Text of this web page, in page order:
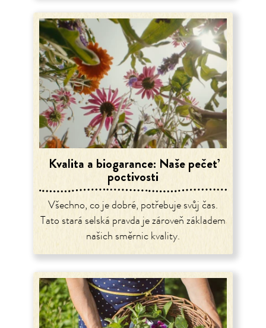
Kvalita a biogarance: Naše pečeť
poctivosti
Všechno, co je dobré, potřebuje svůj čas.
Tato stará selská pravda je zároveň základem
našich směrnic kvality.